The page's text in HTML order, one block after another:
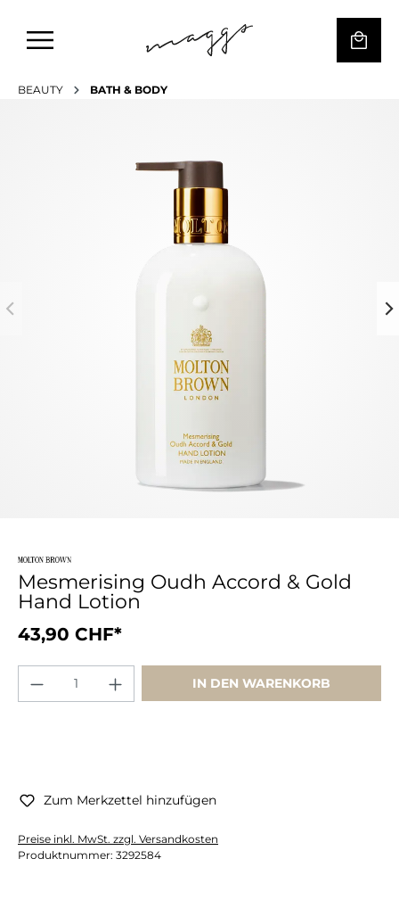
BEAUTY BATH & BODY
Mesmerising Oudh Accord & Gold
Hand Lotion
43,90 CHF*
IN DEN WARENKORB
Zum Merkzettel hinzufügen
Preise inkl. MwSt. zzgl. Versandkosten
Produktnummer: 3292584